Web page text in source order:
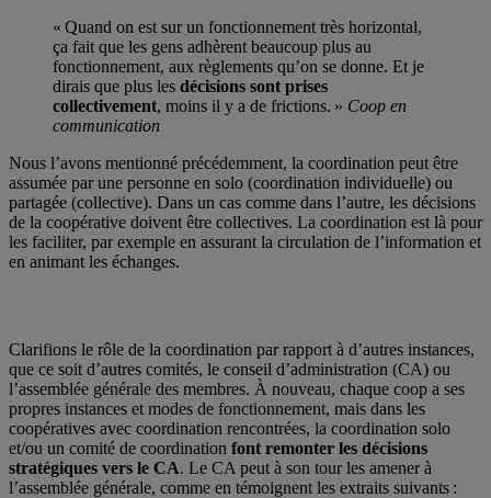
« Quand on est sur un fonctionnement très horizontal,
ça fait que les gens adhèrent beaucoup plus au
fonctionnement, aux règlements qu’on se donne. Et je
dirais que plus les décisions sont prises
collectivement, moins il y a de frictions. » Coop en
communication
Nous l’avons mentionné précédemment, la coordination peut être
assumée par une personne en solo (coordination individuelle) ou
partagée (collective). Dans un cas comme dans l’autre, les décisions
de la coopérative doivent être collectives. La coordination est là pour
les faciliter, par exemple en assurant la circulation de l’information et
en animant les échanges.
Clarifions le rôle de la coordination par rapport à d’autres instances,
que ce soit d’autres comités, le conseil d’administration (CA) ou
l’assemblée générale des membres. À nouveau, chaque coop a ses
propres instances et modes de fonctionnement, mais dans les
coopératives avec coordination rencontrées, la coordination solo
et/ou un comité de coordination font remonter les décisions
stratégiques vers le CA. Le CA peut à son tour les amener à
l’assemblée générale, comme en témoignent les extraits suivants :